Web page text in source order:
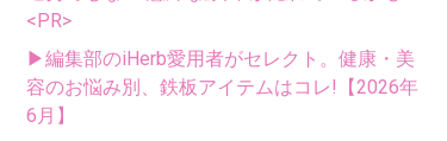
<PR>
▶編集部のiHerb愛用者がセレクト。健康・美
容のお悩み別、鉄板アイテムはコレ!【2026年
6月】